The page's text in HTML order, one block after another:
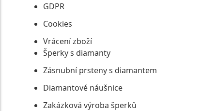
GDPR
Cookies
Vrácení zboží
Šperky s diamanty
Zásnubní prsteny s diamantem
Diamantové náušnice
Zakázková výroba šperků